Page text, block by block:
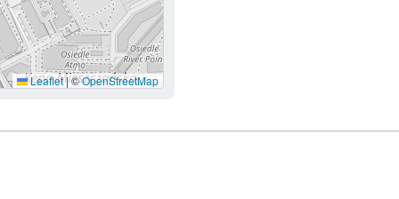
Leaflet|©OpenStreetMap